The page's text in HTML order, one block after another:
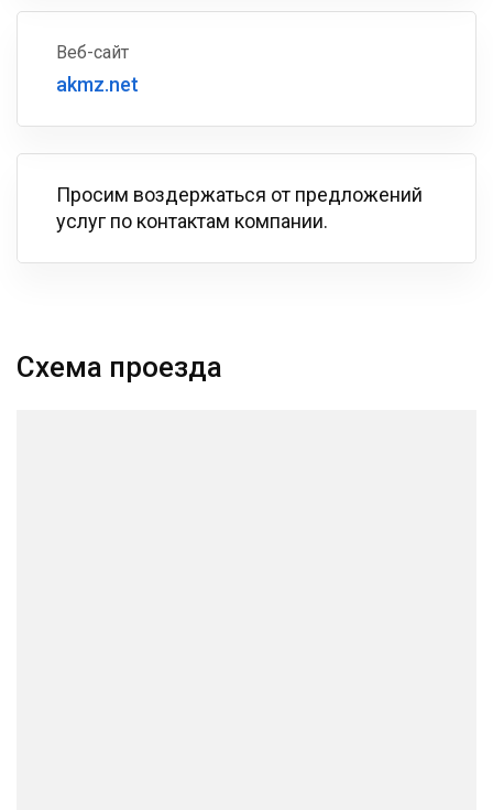
Веб-сайт
akmz.net
Просим воздержаться от предложений
услуг по контактам компании.
Схема проезда